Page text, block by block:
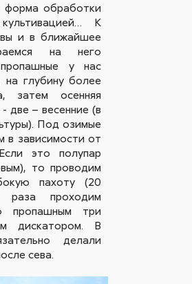
форма обработки
К
и в ближайшее
на него
у нас
на глубину более
осенняя
две – весенние (в
Под озимые
в зависимости от
это полупар
то проводим
пахоту (20
проходим
пропашным три
дискатором. В
делали
сева.